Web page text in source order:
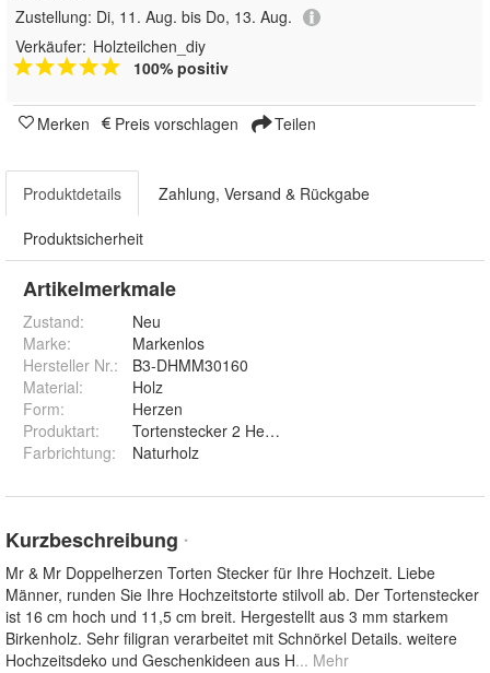
Zustellung: Di, 11. Aug. bis Do, 13. Aug.
Verkäufer: Holzteilchen_diy
100% positiv
Merken Preis vorschlagen Teilen
Produktdetails Zahlung, Versand & Rückgabe
Produktsicherheit
Artikelmerkmale
Zustand:
Neu
Marke:
Markenlos
Hersteller Nr.:
B3-DHMM30160
Material:
Holz
Form:
Herzen
Produktart:
Tortenstecker 2 Herzen
Farbrichtung: Naturholz
Kurzbeschreibung *
Mr & Mr Doppelherzen Torten Stecker für Ihre Hochzeit. Liebe
Männer, runden Sie Ihre Hochzeitstorte stilvoll ab. Der Tortenstecker
ist 16 cm hoch und 11,5 cm breit. Hergestellt aus 3 mm starkem
Birkenholz. Sehr filigran verarbeitet mit Schnörkel Details. weitere
Hochzeitsdeko und Geschenkideen aus H... Mehr